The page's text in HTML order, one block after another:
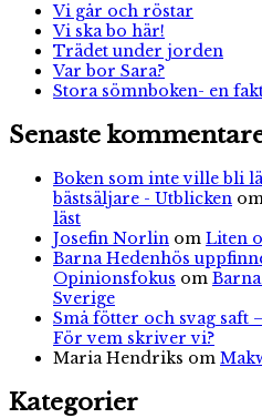
Vi går och röstar
Vi ska bo här!
Trädet under jorden
Var bor Sara?
Stora sömnboken- en
Senaste
Boken som inte ville bli
bästsäljare - Utblicken
läst
Josefin Norlin om Liten
Barna Hedenhös
Opinionsfokus om
Sverige
Små fötter och svag
För vem skriver vi?
Maria Hendriks om
Kategorier